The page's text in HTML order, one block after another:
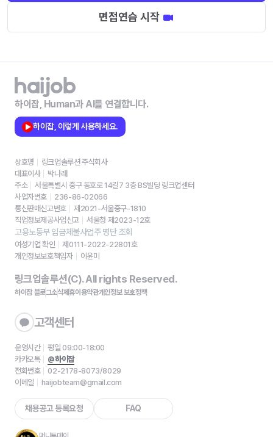
면접연습 시작
하이잡, Human과 AI를 연결합니다.
하이잡, 이렇게 사용하세요.
상호명
링크업솔루션 주식회사
대표이사
박나래
주소
서울특별시 중구 동호로 14길7 3층 BS빌딩 링크업센터
사업자번호
236-86-02066
통신판매신고번호
제2021-서울중구-1810
직업정보제공사업신고
서울청 제2023-12호
고용노동부 임금체불사업주 명단 조회
여성기업 확인
제0111-2022-22801호
개인정보보호책임자
이윤미
링크업솔루션(C). All rights Reserved.
하이잡 블로그소식제휴이용약관개인정보 보호정책
고객센터
운영시간
평일 09:00-18:00
카카오톡
@하이잡
전화번호
02-2178-8073/8029
이메일
haijobteam@gmail.com
채용공고 등록요청 FAQ